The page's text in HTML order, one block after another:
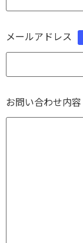
メールアドレス
お問い合わせ内容